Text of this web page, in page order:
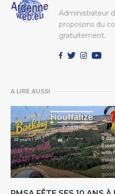
Administrateur
proposons du
gratuitement.
A LIRE AUSSI